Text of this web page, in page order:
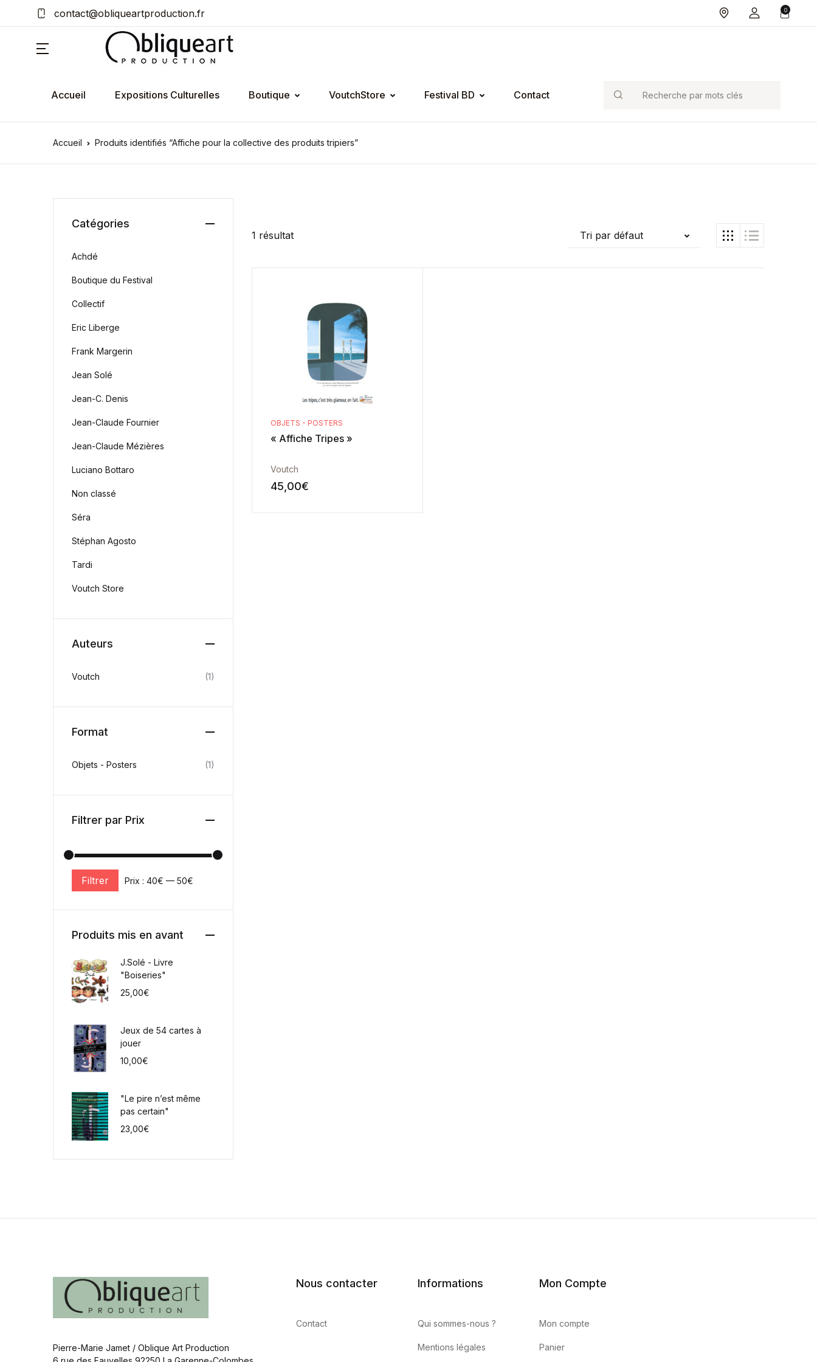
contact@obliqueartproduction.fr 0
Accueil Expositions Culturelles Boutique VoutchStore Festival BD Contact Search
Accueil Produits identifiés “Affiche pour la collective des produits tripiers”
1 résultat Tri par défaut
OBJETS - POSTERS
« Affiche Tripes »
Voutch
45,00€
Catégories
Achdé
Boutique du Festival
Collectif
Eric Liberge
Frank Margerin
Jean Solé
Jean-C. Denis
Jean-Claude Fournier
Jean-Claude Mézières
Luciano Bottaro
Non classé
Séra
Stéphan Agosto
Tardi
Voutch Store
Auteurs
Voutch (1)
Format
Objets - Posters (1)
Filtrer par Prix
Prix min
Prix max
Filtrer Prix : 40€ — 50€
Produits mis en avant
J.Solé - Livre
"Boiseries"
25,00€
Jeux de 54 cartes à
jouer
10,00€
"Le pire n’est même
pas certain"
23,00€
Pierre-Marie Jamet / Oblique Art Production
Nous contacter
Contact
Informations
Qui sommes-nous ?
Mentions légales
Mon Compte
Mon compte
Panier